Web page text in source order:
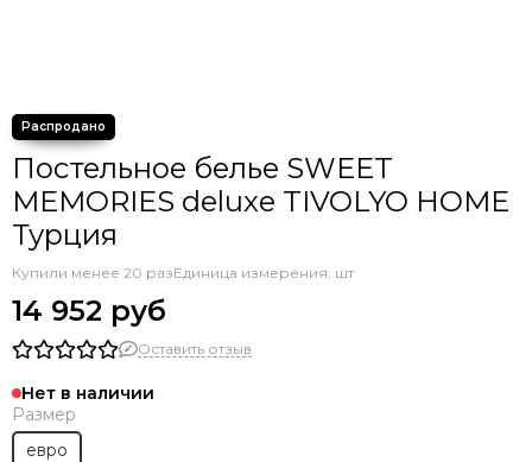
Постельное белье SWEET
MEMORIES deluxe TIVOLYO HOME
Турция
Купили менее 20 разЕдиница измерения: шт
14 952 руб
Оставить отзыв
Нет в наличии
Размер
евро